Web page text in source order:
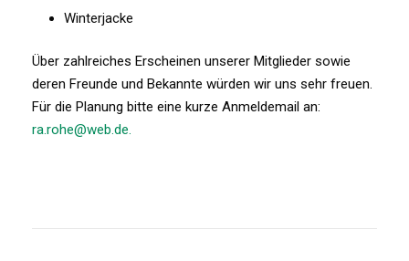
Winterjacke
Über zahlreiches Erscheinen unserer Mitglieder sowie
deren Freunde und Bekannte würden wir uns sehr freuen.
Für die Planung bitte eine kurze Anmeldemail an:
ra.rohe@web.de.